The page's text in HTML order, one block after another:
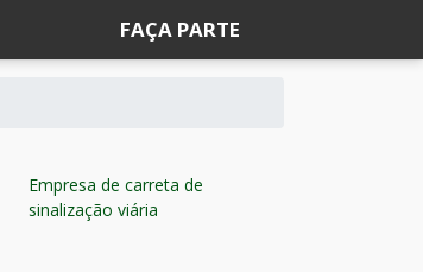
FAÇA PARTE
Empresa de carreta de
sinalização viária